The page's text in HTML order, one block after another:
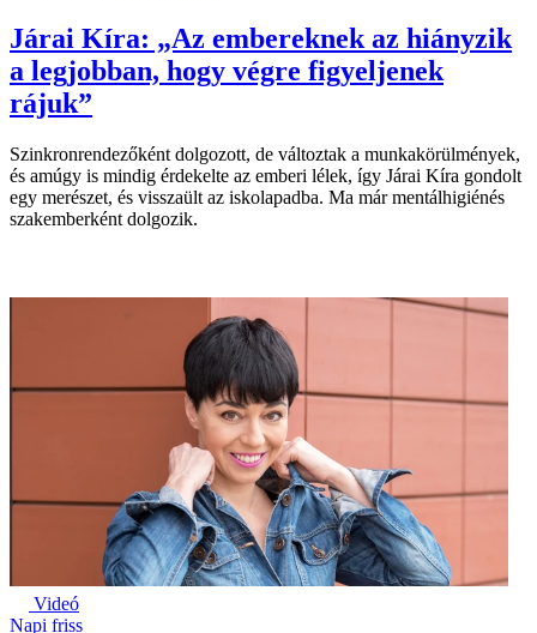
Járai Kíra: „Az embereknek az hiányzik
a legjobban, hogy végre figyeljenek
rájuk”
Szinkronrendezőként dolgozott, de változtak a munkakörülmények,
és amúgy is mindig érdekelte az emberi lélek, így Járai Kíra gondolt
egy merészet, és visszaült az iskolapadba. Ma már mentálhigiénés
szakemberként dolgozik.
Videó
Napi friss